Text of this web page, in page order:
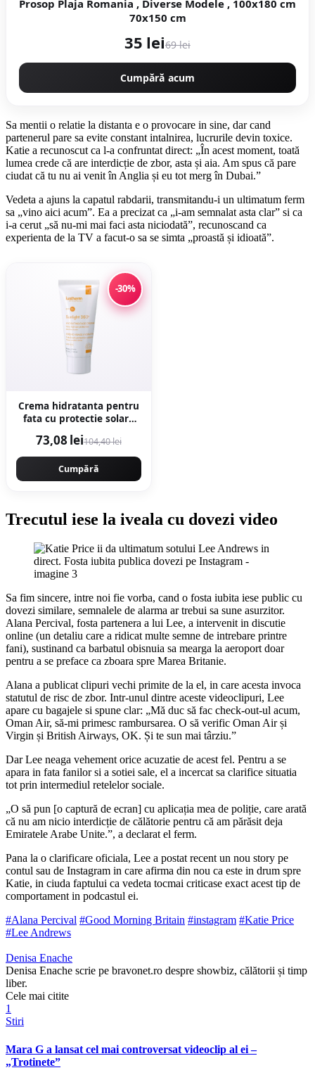
Prosop Plaja Romania , Diverse Modele , 100x180 cm
70x150 cm
35 lei69 lei
Cumpără acum
Sa mentii o relatie la distanta e o provocare in sine, dar cand
partenerul pare sa evite constant intalnirea, lucrurile devin toxice.
Katie a recunoscut ca l-a confruntat direct: „În acest moment, toată
lumea crede că are interdicție de zbor, asta și aia. Am spus că pare
ciudat că tu nu ai venit în Anglia și eu tot merg în Dubai.”
Vedeta a ajuns la capatul rabdarii, transmitandu-i un ultimatum ferm
sa „vino aici acum”. Ea a precizat ca „i-am semnalat asta clar” si ca
i-a cerut „să nu-mi mai faci asta niciodată”, recunoscand ca
experienta de la TV a facut-o sa se simta „proastă și idioată”.
-30%
Crema hidratanta pentru
fata cu protectie solara
Ivatherm
73,08 lei104,40 lei
Cumpără
Trecutul iese la iveala cu dovezi video
Sa fim sincere, intre noi fie vorba, cand o fosta iubita iese public cu
dovezi similare, semnalele de alarma ar trebui sa sune asurzitor.
Alana Percival, fosta partenera a lui Lee, a intervenit in discutie
online (un detaliu care a ridicat multe semne de intrebare printre
fani), sustinand ca barbatul obisnuia sa mearga la aeroport doar
pentru a se preface ca zboara spre Marea Britanie.
Alana a publicat clipuri vechi primite de la el, in care acesta invoca
statutul de risc de zbor. Intr-unul dintre aceste videoclipuri, Lee
apare cu bagajele si spune clar: „Mă duc să fac check-out-ul acum,
Oman Air, să-mi primesc rambursarea. O să verific Oman Air și
Virgin și British Airways, OK. Și te sun mai târziu.”
Dar Lee neaga vehement orice acuzatie de acest fel. Pentru a se
apara in fata fanilor si a sotiei sale, el a incercat sa clarifice situatia
tot prin intermediul retelelor sociale.
„O să pun [o captură de ecran] cu aplicația mea de poliție, care arată
că nu am nicio interdicție de călătorie pentru că am părăsit deja
Emiratele Arabe Unite.”, a declarat el ferm.
Pana la o clarificare oficiala, Lee a postat recent un nou story pe
contul sau de Instagram in care afirma din nou ca este in drum spre
Katie, in ciuda faptului ca vedeta tocmai criticase exact acest tip de
comportament in podcastul ei.
#Alana Percival #Good Morning Britain #instagram #Katie Price
#Lee Andrews
Denisa Enache
Denisa Enache scrie pe bravonet.ro despre showbiz, călătorii și timp
liber.
Cele mai citite
1
Stiri
Mara G a lansat cel mai controversat videoclip al ei –
„Trotinete”